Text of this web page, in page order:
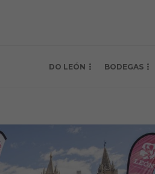
DO LEÓN BODEGAS